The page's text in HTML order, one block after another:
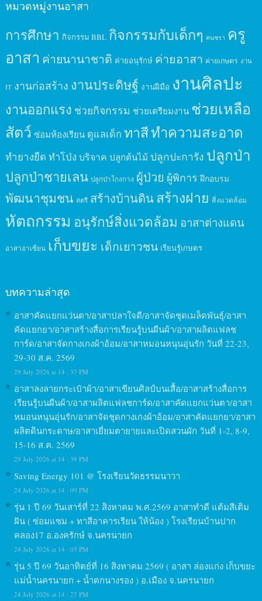
หมวดหมู่งานอาสา
การศึกษา กิจกรรม BBL กิจกรรมกับเด็กๆ คนชรา ครู
อาสา ค่ายนานาชาติ ค่ายอนุรักษ์ ค่ายอาสา ค่ายเกษตร งาน
IT งานก่อสร้าง งานประดิษฐ์ งานฝีมือ งานศิลปะ
งานออกแรง ช่วยกิจกรรม ช่วยเตรียมงาน ช่วยเหลือ
สัตว์ ซ่อมห้องเรียน ดูแลเด็ก ทาสีทำความสะอาด
ทำยางยืด ทำโป่ง บริจาค ปลูกต้นไม้ ปลูกปะการัง ปลูกป่า
ปลูกป่าชายเลน ปลูกป่าโกงกาง ผู้ป่วย ผู้พิการ ฝึกอบรม
พัฒนาชุมชน สตรี สร้างบ้านดินสร้างฝาย สิ่งแวดล้อม
หัตถกรรม อนุรักษ์สิ่งแวดล้อม อาสาต่างแดน
อาสาอาเซียน เก็บขยะ เด็กเยาวชน เรียนรู้เกษตร
บทความล่าสุด
อาสาคัดแยกแว่นตา/อาสาปลาใจดี/อาสาจัดชุดเมล็ดพันธุ์/อาสา
คัดแยกยา/อาสาสร้างสื่อการเรียนรู้บนผืนผ้า/อาสาผลิตแฟลช
การ์ด/อาสาจัดกางเกงผ้าอ้อม/อาสาหมอนหนุนอุ่นรัก วันที่ 22-23,
29-30 ส.ค. 2569
29 July 2026 at 14 : 37 PM
อาสาลงลายกระเป๋าผ้า/อาสาเขียนศิลป์บนเสื้อ/อาสาสร้างสื่อการ
เรียนรู้บนผืนผ้า/อาสาผลิตแฟลชการ์ด/อาสาคัดแยกแว่นตา/อาสา
หมอนหนุนอุ่นรัก/อาสาจัดชุดกางเกงผ้าอ้อม/อาสาคัดแยกยา/อาสา
ผลิตดินกระดาษ/อาสาเยี่ยมตายายและเปิดสวนผัก วันที่ 1-2, 8-9,
15-16 ส.ค. 2569
29 July 2026 at 14 : 39 PM
Saving Energy 101 @ โรงเรียนวัดธรรมนาวา
24 July 2026 at 14 : 09 PM
รุ่น 1 ปี 69 วันเสาร์ที่ 22 สิงหาคม พ.ศ.2569 อาสาทำดี แต้มสีเติม
ฝัน ( ซ่อมแซม + ทาสีอาคารเรียน ให้น้อง ) โรงเรียนบ้านปาก
คลอง17 อ.องครักษ์ จ.นครนายก
24 July 2026 at 14 : 05 PM
รุ่น 5 ปี 69 วันอาทิตย์ที่ 16 สิงหาคม 2569 ( อาสา ล่องแก่ง เก็บขยะ
แม่น้ำนครนายก + น้ำตกนางรอง ) อ.เมือง จ.นครนายก
24 July 2026 at 14 : 27 PM